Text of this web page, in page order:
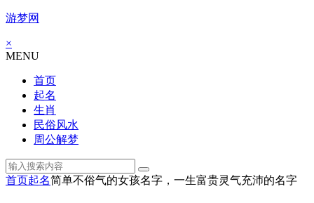
游梦网
×
MENU
首页
起名
生肖
民俗风水
周公解梦
首页起名简单不俗气的女孩名字，一生富贵灵气充沛的名字